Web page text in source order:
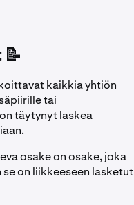
📝
kaikkia yhtiön
tai
täytynyt laskea
osake on osake, joka
on liikkeeseen lasketut